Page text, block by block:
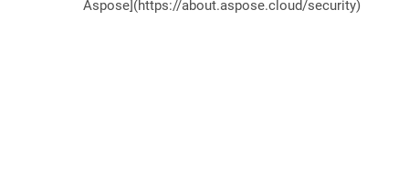
Aspose](https://about.aspose.cloud/security)